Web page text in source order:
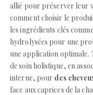
allié pour préserver leur
comment choisir le
les ingrédients clés
hydrolysées pour une
une application
de soin holistique, en
interne, pour des
face aux caprices de la